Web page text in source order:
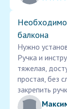
Необходимо
балкона
Нужно
Ручка и
тяжелая,
простая, без
закрепить